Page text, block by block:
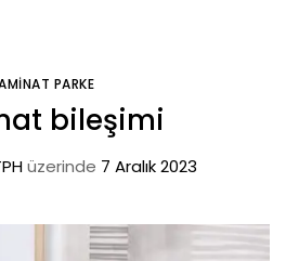
PARKE
bileşimi
üzerinde 7 Aralık 2023